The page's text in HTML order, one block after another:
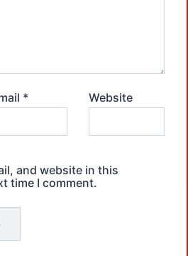
* Website
and website in this
time I comment.